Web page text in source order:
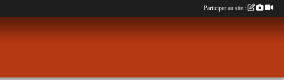
Participer au site :